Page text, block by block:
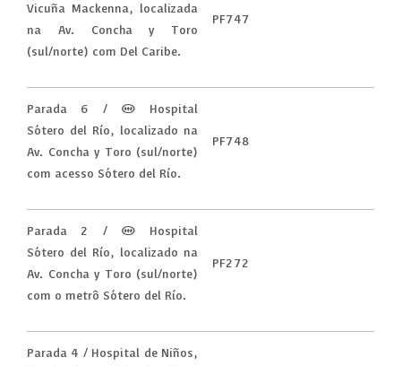
Vicuña Mackenna, localizada
na Av. Concha y Toro
(sul/norte) com Del Caribe.
PF747
Parada 6 / (M) Hospital
Sótero del Río, localizado na
Av. Concha y Toro (sul/norte)
com acesso Sótero del Río.
PF748
Parada 2 / (M) Hospital
Sótero del Río, localizado na
Av. Concha y Toro (sul/norte)
com o metrô Sótero del Río.
PF272
Parada 4 / Hospital de Niños,